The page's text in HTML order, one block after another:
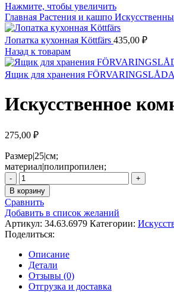
Нажмите, чтобы увеличить
Главная Растения и кашпо
Лопатка кухонная Köttfärs 435,00 ₽
Назад к товарам
Ящик для хранения
Искусственное
275,00 ₽
Размер|25|см;
материал|полипропилен;
Количество
товара
Искусственное
комнатное
растение
в
горшке
Avesta
В корзину
Сравнить
Добавить в список желаний
Артикул: 34.63.6979 Категории:
Поделиться:
Описание
Детали
Отзывы (0)
Отгрузка и доставка